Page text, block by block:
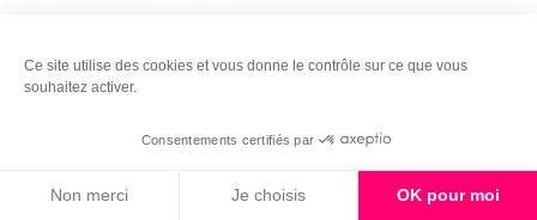
Ce site utilise des cookies et vous donne le contrôle sur ce que vous
souhaitez activer.
Consentements certifiés par
Non merci Je choisis OK pour moi